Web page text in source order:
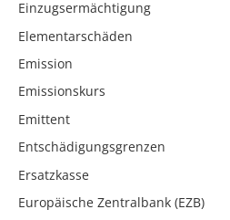
Einzugsermächtigung
Elementarschäden
Emission
Emissionskurs
Emittent
Entschädigungsgrenzen
Ersatzkasse
Europäische Zentralbank (EZB)